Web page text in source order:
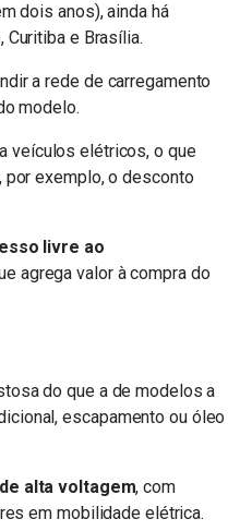
dois anos), ainda há
e Brasília.
a rede de carregamento
modelo.
veículos elétricos, o que
por exemplo, o desconto
livre ao
agrega valor à compra do
do que a de modelos a
escapamento ou óleo
alta voltagem, com
em mobilidade elétrica.